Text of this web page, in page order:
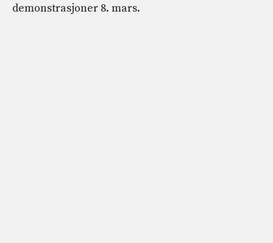
demonstrasjoner 8. mars.